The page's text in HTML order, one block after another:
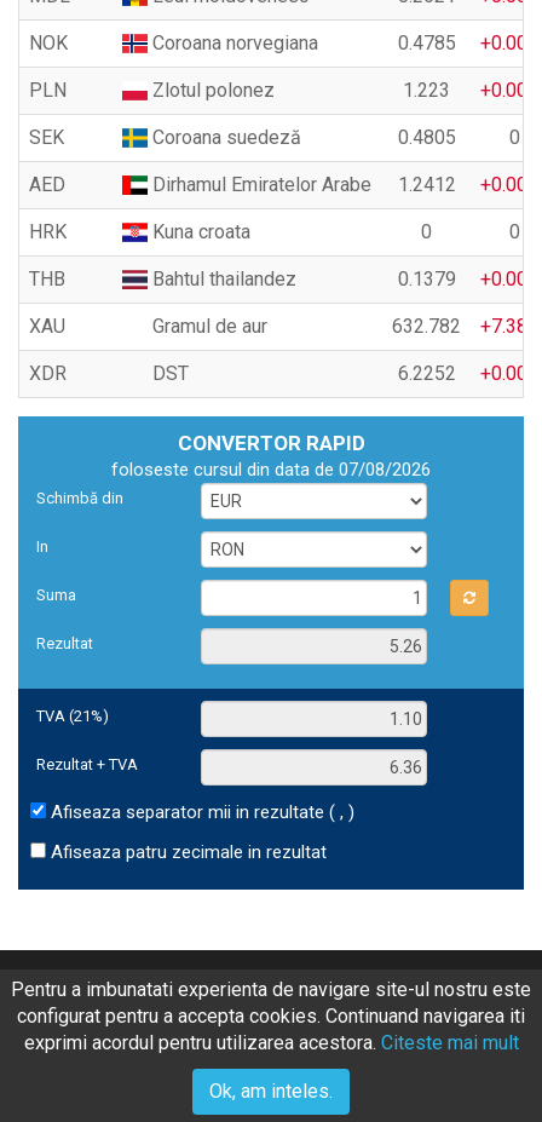
NOK Coroana norvegiana 0.4785
PLN Zlotul polonez 1.223
SEK Coroana suedeză 0.4805 0
AED Dirhamul Emiratelor Arabe 1.2412
HRK Kuna croata 0 0
THB Bahtul thailandez 0.1379
XAU Gramul de aur 632.782
XDR DST 6.2252
CONVERTOR RAPID
foloseste cursul din data de 07/08/2026
Schimbă din
In
Suma
Rezultat
TVA (21%)
Rezultat + TVA
Afiseaza separator mii in rezultate ( , )
Afiseaza patru zecimale in rezultat
Termeni si conditii
Politica de cookieuri
Politica de confidentialitate
Contact
Curs BNR azi.- Toate drepturile rezevate
Pentru a imbunatati experienta de navigare site-ul nostru este
configurat pentru a accepta cookies. Continuand navigarea iti
exprimi acordul pentru utilizarea acestora. Citeste mai mult
Ok, am inteles.